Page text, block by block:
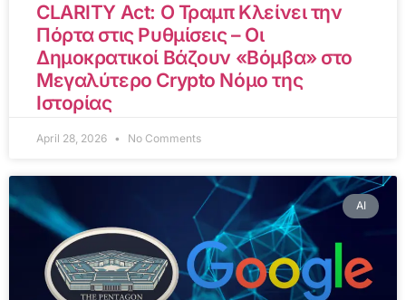
CLARITY Act: Ο Τραμπ Κλείνει την
Πόρτα στις Ρυθμίσεις – Οι
Δημοκρατικοί Βάζουν «Βόμβα» στο
Μεγαλύτερο Crypto Νόμο της
Ιστορίας
April 28, 2026 No Comments
AI